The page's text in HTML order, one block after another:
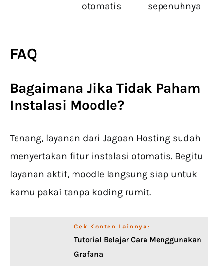
otomatis
sepenuhnya
FAQ
Bagaimana Jika Tidak Paham
Instalasi Moodle?
Tenang, layanan dari Jagoan Hosting sudah
menyertakan fitur instalasi otomatis. Begitu
layanan aktif, moodle langsung siap untuk
kamu pakai tanpa koding rumit.
Cek Konten Lainnya:
Tutorial Belajar Cara Menggunakan
Grafana